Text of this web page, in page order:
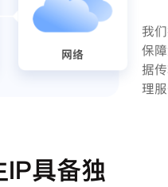
我
保
据
理
具备独